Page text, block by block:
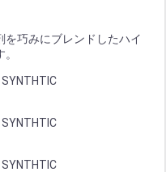
巧みにブレンドしたハイ